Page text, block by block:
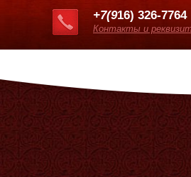
+7(916) 326-7764
Контакты и